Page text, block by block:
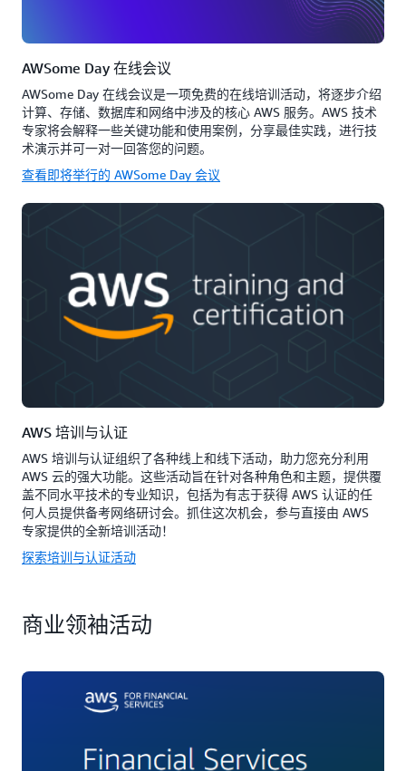
AWSome Day 在线会议
AWSome Day 在线会议是一项免费的在线培训活动，将逐步介绍
计算、存储、数据库和网络中涉及的核心 AWS 服务。AWS 技术
专家将会解释一些关键功能和使用案例，分享最佳实践，进行技
术演示并可一对一回答您的问题。
查看即将举行的 AWSome Day 会议
AWS 培训与认证
AWS 培训与认证组织了各种线上和线下活动，助力您充分利用
AWS 云的强大功能。这些活动旨在针对各种角色和主题，提供覆
盖不同水平技术的专业知识，包括为有志于获得 AWS 认证的任
何人员提供备考网络研讨会。抓住这次机会，参与直接由 AWS
专家提供的全新培训活动！
探索培训与认证活动
商业领袖活动